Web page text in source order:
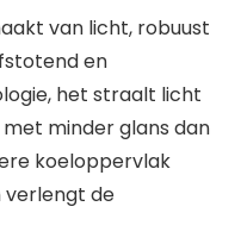
van licht, robuust
en
het straalt licht
minder glans dan
koeloppervlak
de